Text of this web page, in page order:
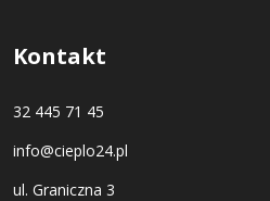
Kontakt
32 445 71 45
info@cieplo24.pl
ul. Graniczna 3